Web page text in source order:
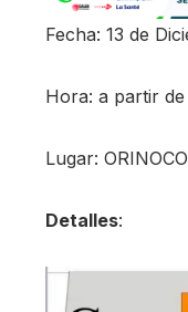
Fecha: 13 de
Hora: a partir
Lugar:
Detalles: